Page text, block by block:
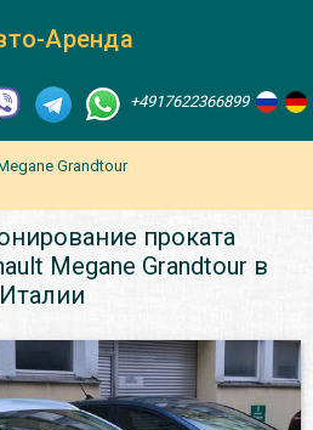
Аренда
+4917622366899
Grandtour
проката
Megane Grandtour в
Италии